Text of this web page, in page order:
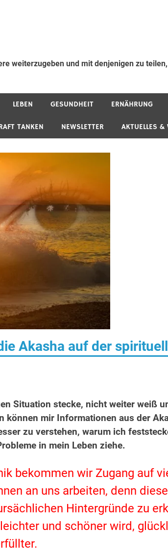
weiterzugeben und mit denjenigen zu
LEBEN GESUNDHEIT ERNÄHRUNG
TANKEN NEWSLETTER AKTUELLES &
Akasha auf der
Situation stecke, nicht weiter weiß
können mir Informationen aus der
zu verstehen, warum ich
in mein Leben ziehe.
bekommen wir Zugang auf
an uns arbeiten, denn diese
Hintergründe zu
und schöner wird,